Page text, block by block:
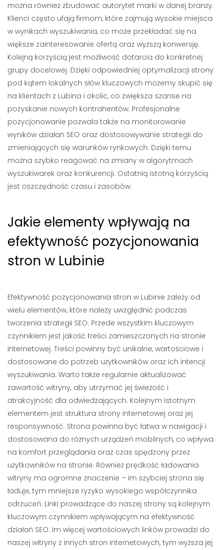
można również zbudować autorytet marki w danej branży.
Klienci często ufają firmom, które zajmują wysokie miejsca
w wynikach wyszukiwania, co może przekładać się na
większe zainteresowanie ofertą oraz wyższą konwersję.
Kolejną korzyścią jest możliwość dotarcia do konkretnej
grupy docelowej. Dzięki odpowiedniej optymalizacji strony
pod kątem lokalnych słów kluczowych możemy skupić się
na klientach z Lubina i okolic, co zwiększa szanse na
pozyskanie nowych kontrahentów. Profesjonalne
pozycjonowanie pozwala także na monitorowanie
wyników działań SEO oraz dostosowywanie strategii do
zmieniających się warunków rynkowych. Dzięki temu
można szybko reagować na zmiany w algorytmach
wyszukiwarek oraz konkurencji. Ostatnią istotną korzyścią
jest oszczędność czasu i zasobów.
Jakie elementy wpływają na
efektywność pozycjonowania
stron w Lubinie
Efektywność pozycjonowania stron w Lubinie zależy od
wielu elementów, które należy uwzględnić podczas
tworzenia strategii SEO. Przede wszystkim kluczowym
czynnikiem jest jakość treści zamieszczonych na stronie
internetowej. Treści powinny być unikalne, wartościowe i
dostosowane do potrzeb użytkowników oraz ich intencji
wyszukiwania. Warto także regularnie aktualizować
zawartość witryny, aby utrzymać jej świeżość i
atrakcyjność dla odwiedzających. Kolejnym istotnym
elementem jest struktura strony internetowej oraz jej
responsywność. Strona powinna być łatwa w nawigacji i
dostosowana do różnych urządzeń mobilnych, co wpływa
na komfort przeglądania oraz czas spędzony przez
użytkowników na stronie. Również prędkość ładowania
witryny ma ogromne znaczenie – im szybciej strona się
ładuje, tym mniejsze ryzyko wysokiego współczynnika
odrzuceń. Linki prowadzące do naszej strony są kolejnym
kluczowym czynnikiem wpływającym na efektywność
działań SEO. Im więcej wartościowych linków prowadzi do
naszej witryny z innych stron internetowych, tym wyższa jej